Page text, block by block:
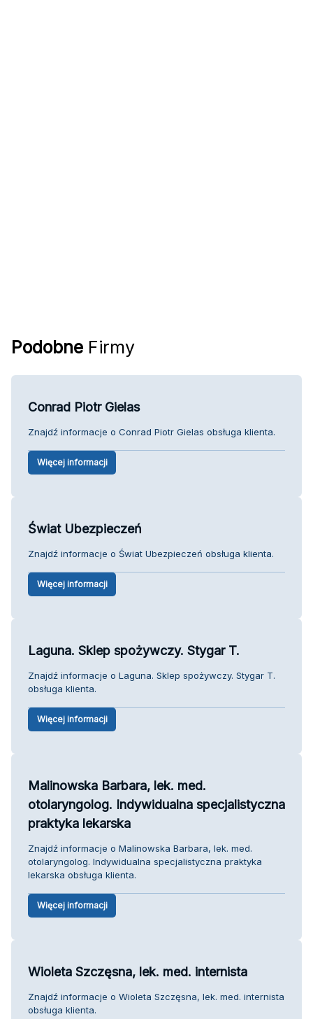
Podobne Firmy
Conrad Piotr Gielas
Znajdź informacje o Conrad Piotr Gielas obsługa klienta.
Więcej informacji
Świat Ubezpieczeń
Znajdź informacje o Świat Ubezpieczeń obsługa klienta.
Więcej informacji
Laguna. Sklep spożywczy. Stygar T.
Znajdź informacje o Laguna. Sklep spożywczy. Stygar T.
obsługa klienta.
Więcej informacji
Malinowska Barbara, lek. med.
otolaryngolog. Indywidualna specjalistyczna
praktyka lekarska
Znajdź informacje o Malinowska Barbara, lek. med.
otolaryngolog. Indywidualna specjalistyczna praktyka
lekarska obsługa klienta.
Więcej informacji
Wioleta Szczęsna, lek. med. internista
Znajdź informacje o Wioleta Szczęsna, lek. med. internista
obsługa klienta.